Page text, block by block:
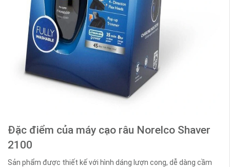
Đặc điểm của máy cạo râu Norelco Shaver
2100
Sản phẩm được thiết kế với hình dáng lượn cong, dễ dàng cầm